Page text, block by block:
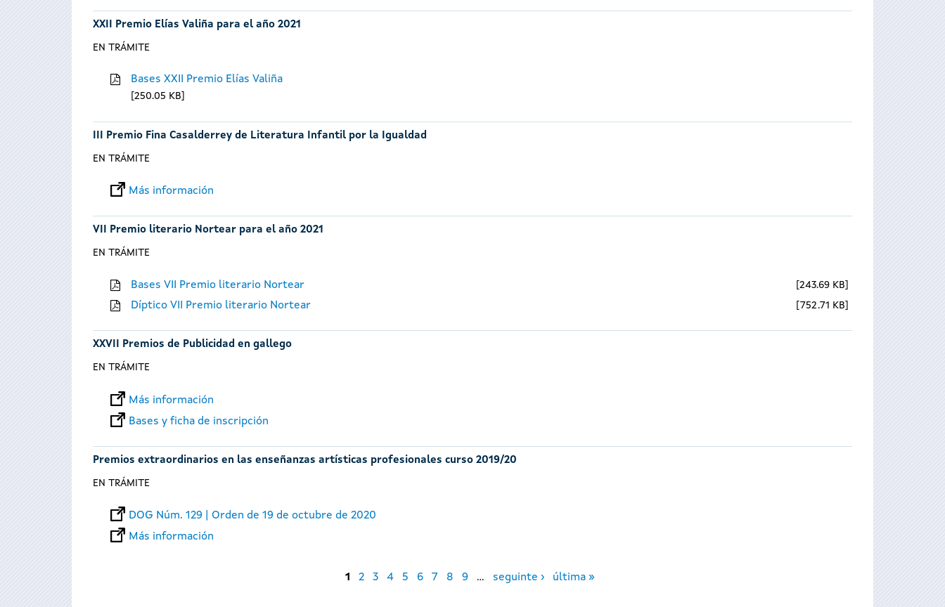
XXII Premio Elías Valiña para el año 2021
EN TRÁMITE
Bases XXII Premio Elías Valiña
250.05 KB
III Premio Fina Casalderrey de Literatura Infantil por la Igualdad
EN TRÁMITE
Más información
VII Premio literario Nortear para el año 2021
EN TRÁMITE
Bases VII Premio literario Nortear 243.69 KB
Díptico VII Premio literario Nortear 752.71 KB
XXVII Premios de Publicidad en gallego
EN TRÁMITE
Más información
Bases y ficha de inscripción
Premios extraordinarios en las enseñanzas artísticas profesionales curso 2019/20
EN TRÁMITE
DOG Núm. 129 | Orden de 19 de octubre de 2020
Más información
1 2 3 4 5 6 7 8 9 … seguinte › última »